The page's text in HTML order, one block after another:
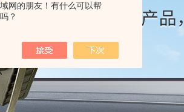
网的朋友！有什么可以帮
？